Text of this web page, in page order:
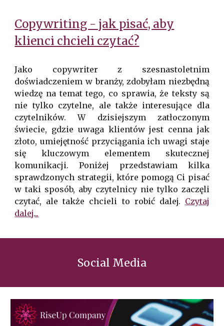
Copywriting - jak pisać, aby
klienci chcieli czytać?
Jako copywriter z szesnastoletnim
doświadczeniem w branży, zdobyłam niezbędną
wiedzę na temat tego, co sprawia, że teksty są
nie tylko czytelne, ale także interesujące dla
czytelników. W dzisiejszym zatłoczonym
świecie, gdzie uwaga klientów jest cenna jak
złoto, umiejętność przyciągania ich uwagi staje
się kluczowym elementem skutecznej
komunikacji. Poniżej przedstawiam kilka
sprawdzonych strategii, które pomogą Ci pisać
w taki sposób, aby czytelnicy nie tylko zaczęli
czytać, ale także chcieli to robić dalej. Czytaj
dalej...
Social Media